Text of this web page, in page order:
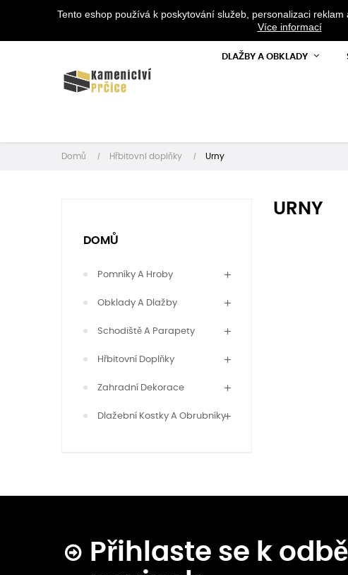
Tento eshop používá k poskytování služeb, personalizaci reklam
Více informací
V PŘÍPADĚ ŽE
DLAŽBY A OBKLADY
Domů Hřbitovní doplňky Urny
DOMŮ
Pomníky A Hroby
Obklady A Dlažby
Schodiště A Parapety
Hřbitovní Doplňky
Zahradní Dekorace
Dlažební Kostky A Obrubníky
URNY
Přihlaste se k